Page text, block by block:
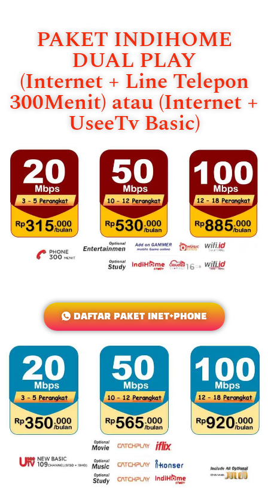
PAKET INDIHOME
DUAL PLAY
(Internet + Line Telepon
300Menit) atau (Internet +
UseeTv Basic)
DAFTAR PAKET INET+PHONE